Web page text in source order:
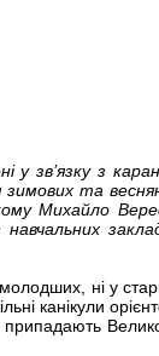
у зв’язку з
та
Михайло
у молодших, ні у
канікули